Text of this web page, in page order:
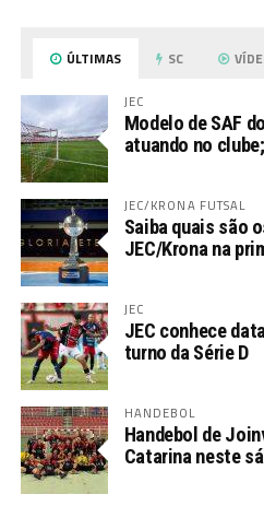
ÚLTIMAS SC
JEC
Modelo de SAF
atuando no
JEC/KRONA FUTSAL
Saiba quais são
JEC/Krona na
JEC
JEC conhece
turno da Série D
HANDEBOL
Handebol de
Catarina neste